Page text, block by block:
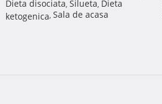
Dieta disociata, Silueta, Dieta
ketogenica, Sala de acasa